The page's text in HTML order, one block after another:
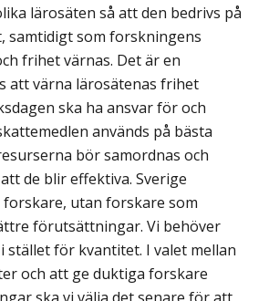
lärosäten så att den bedrivs på
samtidigt som forskningens
frihet värnas. Det är en
att värna lärosätenas frihet
ska ha ansvar för och
används på bästa
bör samordnas och
de blir effektiva. Sverige
utan forskare som
förutsättningar. Vi behöver
stället för kvantitet. I valet mellan
och att ge duktiga forskare